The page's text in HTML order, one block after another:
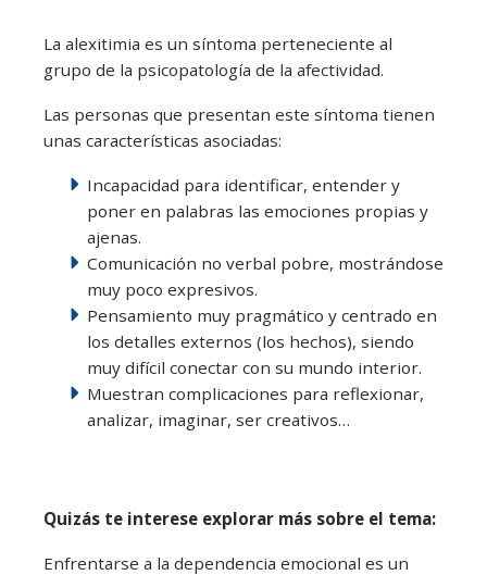
La alexitimia es un síntoma perteneciente al
grupo de la psicopatología de la afectividad.
Las personas que presentan este síntoma tienen
unas características asociadas:
Incapacidad para identificar, entender y
poner en palabras las emociones propias y
ajenas.
Comunicación no verbal pobre, mostrándose
muy poco expresivos.
Pensamiento muy pragmático y centrado en
los detalles externos (los hechos), siendo
muy difícil conectar con su mundo interior.
Muestran complicaciones para reflexionar,
analizar, imaginar, ser creativos…
Quizás te interese explorar más sobre el tema:
Enfrentarse a la dependencia emocional es un